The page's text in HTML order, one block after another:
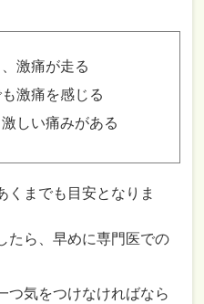
激痛が走る
激痛を感じる
しい痛みがある
くまでも目安となりま
たら、早めに専門医での
つ気をつけなければなら